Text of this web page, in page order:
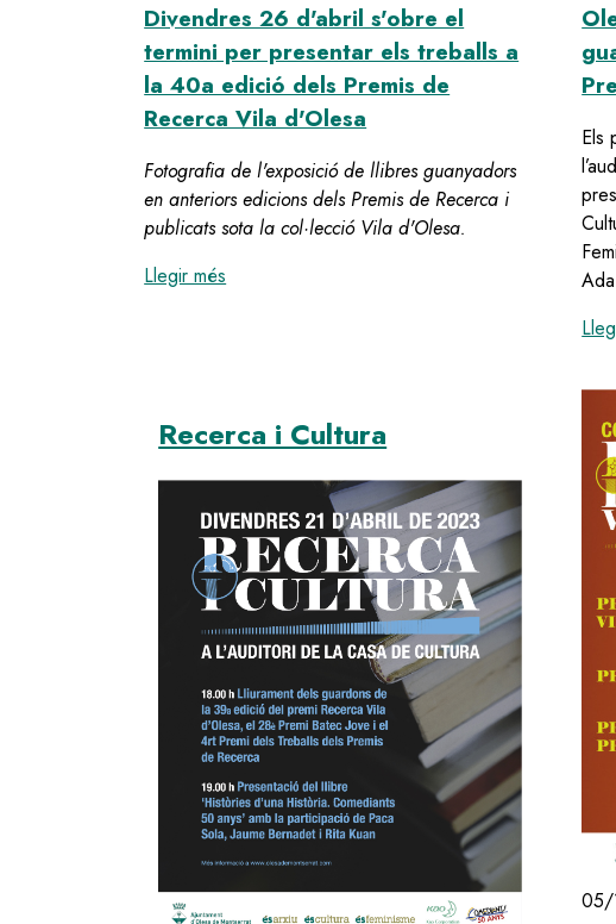
Divendres 26 d'abril s'obre el
termini per presentar els treballs a
la 40a edició dels Premis de
Recerca Vila d'Olesa
Fotografia de l'exposició de llibres guanyadors
en anteriors edicions dels Premis de Recerca i
publicats sota la col·lecció Vila d'Olesa.
Llegir més
Divendres 26 d'abril s'obre el termini per
Els
Recerca i Cultura
05/